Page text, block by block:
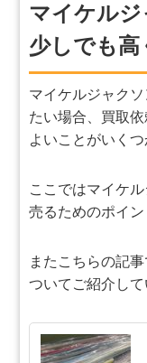
マイケル
少しでも高
マイケルジャク
たい場合、買取
よいことがいくつ
ここではマイケ
売るためのポイン
またこちらの記
ついてご紹介して